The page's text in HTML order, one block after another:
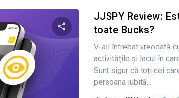
Condividi questo articolo
JJSPY Review:
toate Bucks?
V-ați întrebat vreodată
activitățile și locul în
Sunt sigur că toți cei
persoana iubită...